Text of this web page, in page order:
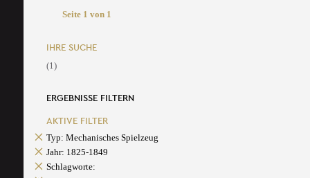
Seite 1 von 1
IHRE SUCHE
(1)
ERGEBNISSE FILTERN
AKTIVE FILTER
Typ: Mechanisches Spielzeug
Jahr: 1825-1849
Schlagworte: